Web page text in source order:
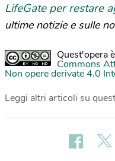
LifeGate per restare
ultime notizie e sulle
Quest'opera
Commons
Non opere derivate 4.0
Leggi altri articoli su